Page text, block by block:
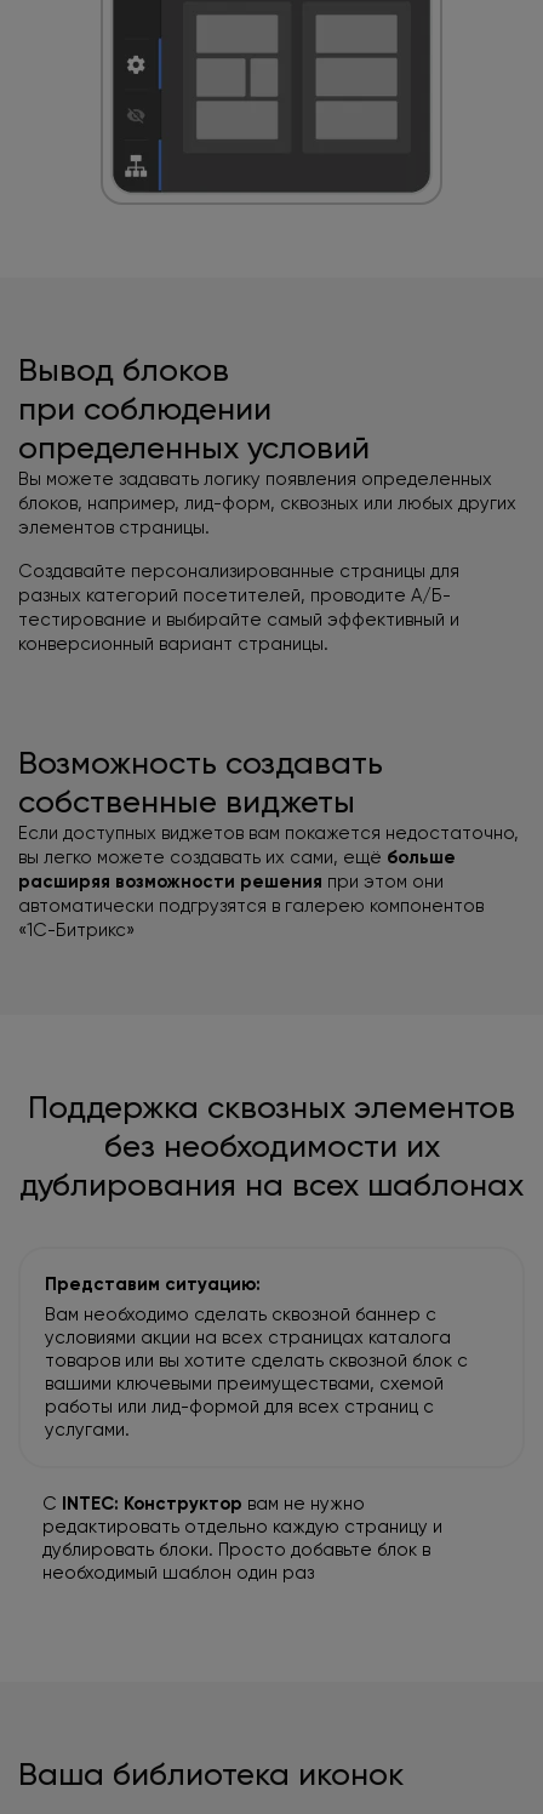
Вывод блоков
при соблюдении
определенных условий
Вы можете задавать логику появления определенных
блоков, например, лид-форм, сквозных или любых других
элементов страницы.
Создавайте персонализированные страницы для
разных категорий посетителей, проводите А/Б-
тестирование и выбирайте самый эффективный и
конверсионный вариант страницы.
Возможность создавать
собственные виджеты
Если доступных виджетов вам покажется недостаточно,
вы легко можете создавать их сами, ещё больше
расширяя возможности решения при этом они
автоматически подгрузятся в галерею компонентов
«1С-Битрикс»
Поддержка сквозных элементов
без необходимости их
дублирования на всех шаблонах
Представим ситуацию:
Вам необходимо сделать сквозной баннер с
условиями акции на всех страницах каталога
товаров или вы хотите сделать сквозной блок с
вашими ключевыми преимуществами, схемой
работы или лид-формой для всех страниц с
услугами.
С INTEC: Конструктор вам не нужно
редактировать отдельно каждую страницу и
дублировать блоки. Просто добавьте блок в
необходимый шаблон один раз
Ваша библиотека иконок